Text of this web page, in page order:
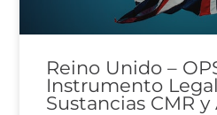
Reino Unido –
Instrumento
Sustancias CMR